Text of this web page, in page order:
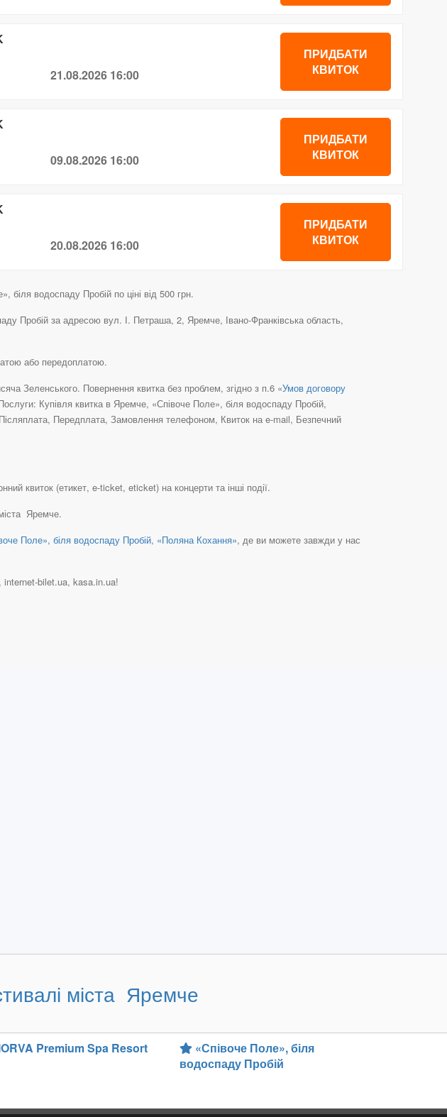
21.08.2026 16:00
ПРИДБАТИ
КВИТОК
09.08.2026 16:00
ПРИДБАТИ
КВИТОК
20.08.2026 16:00
ПРИДБАТИ
КВИТОК
водоспаду Пробій по ціні від 500 грн.
Пробій за адресою вул. І. Петраша, 2, Яремче, Івано-Франківська область,
або передоплатою.
Зеленського. Повернення квитка без проблем, згідно з п.6 «Умов договору
Купівля квитка в Яремче, «Співоче Поле», біля водоспаду Пробій,
Передплата, Замовлення телефоном, Квиток на e-mail, Безпечний
квиток (етикет, e-ticket, eticket) на концерти та інші події.
Яремче.
Поле», біля водоспаду Пробій, «Поляна Кохання», де ви можете завжди у нас
internet-bilet.ua, kasa.in.ua!
міста Яремче
Premium Spa Resort
«Співоче Поле», біля
водоспаду Пробій